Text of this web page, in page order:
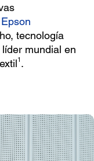
Epson
tecnología
mundial en
1 .